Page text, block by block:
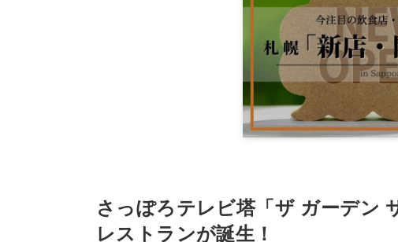
さっぽろテレビ塔「ザ ガーデン
レストランが誕生！